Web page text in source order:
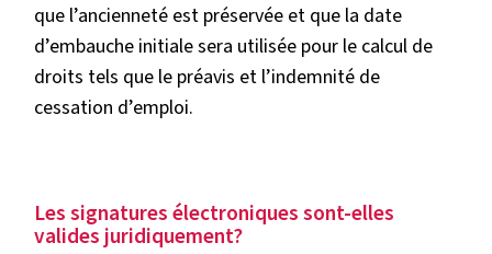
que l’ancienneté est préservée et que la date
d’embauche initiale sera utilisée pour le calcul de
droits tels que le préavis et l’indemnité de
cessation d’emploi.
Les signatures électroniques sont-elles
valides juridiquement?